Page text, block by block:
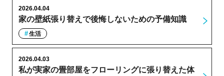
家の壁紙張り替えで後悔しないための予備知識
2026.04.04
生活
私が実家の畳部屋をフローリングに張り替えた体
2026.04.03